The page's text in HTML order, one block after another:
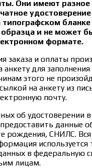
Они имеют разное
удостоверение
бланке
образца и не может
формате.
заказа и оплаты
анкету для
этого не
на анкету из
почту.
об удостоверении
данные
рождения, СНИЛС. Вся
используется
в федеральную
лицам.